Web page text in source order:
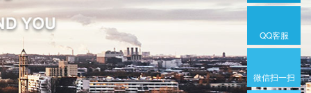
QQ客服
微信扫一扫